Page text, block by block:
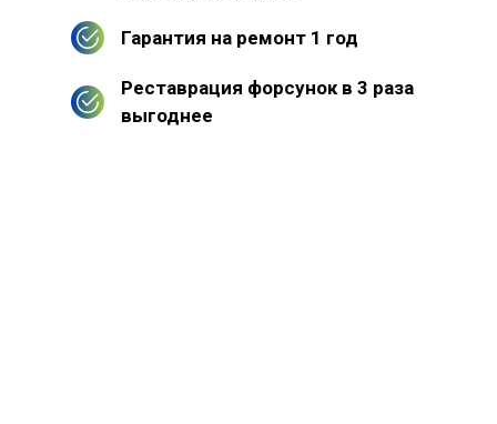
Гарантия на ремонт 1 год
Реставрация форсунок в 3 раза
выгоднее